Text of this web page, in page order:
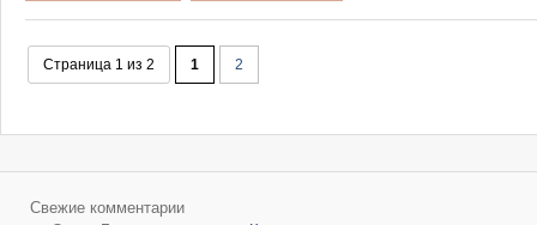
Страница 1 из 2 1 2
Свежие комментарии